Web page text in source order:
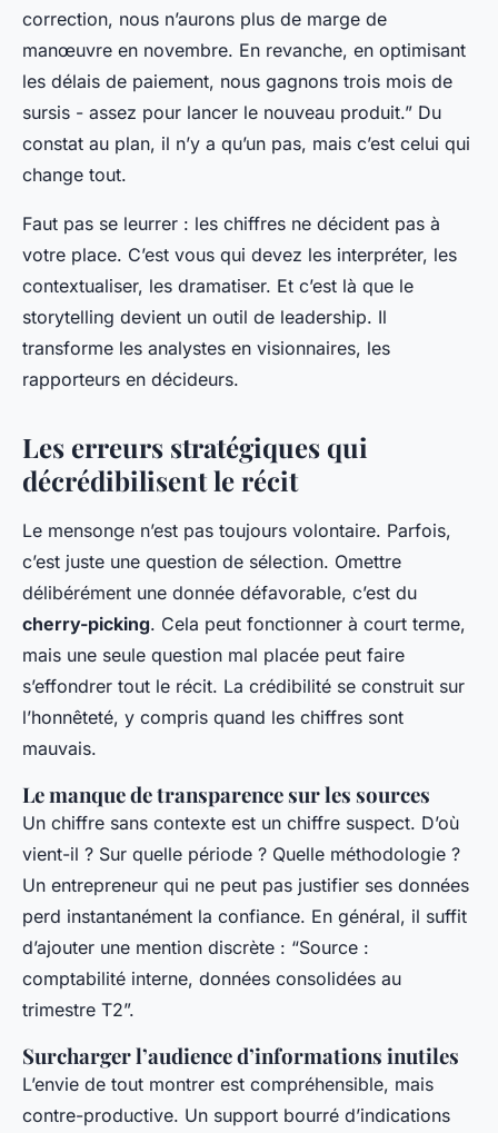
correction, nous n’aurons plus de marge de
manœuvre en novembre. En revanche, en optimisant
les délais de paiement, nous gagnons trois mois de
sursis - assez pour lancer le nouveau produit.” Du
constat au plan, il n’y a qu’un pas, mais c’est celui qui
change tout.
Faut pas se leurrer : les chiffres ne décident pas à
votre place. C’est vous qui devez les interpréter, les
contextualiser, les dramatiser. Et c’est là que le
storytelling devient un outil de leadership. Il
transforme les analystes en visionnaires, les
rapporteurs en décideurs.
Les erreurs stratégiques qui
décrédibilisent le récit
Le mensonge n’est pas toujours volontaire. Parfois,
c’est juste une question de sélection. Omettre
délibérément une donnée défavorable, c’est du
cherry-picking. Cela peut fonctionner à court terme,
mais une seule question mal placée peut faire
s’effondrer tout le récit. La crédibilité se construit sur
l’honnêteté, y compris quand les chiffres sont
mauvais.
Le manque de transparence sur les sources
Un chiffre sans contexte est un chiffre suspect. D’où
vient-il ? Sur quelle période ? Quelle méthodologie ?
Un entrepreneur qui ne peut pas justifier ses données
perd instantanément la confiance. En général, il suffit
d’ajouter une mention discrète : “Source :
comptabilité interne, données consolidées au
trimestre T2”.
Surcharger l’audience d’informations inutiles
L’envie de tout montrer est compréhensible, mais
contre-productive. Un support bourré d’indications